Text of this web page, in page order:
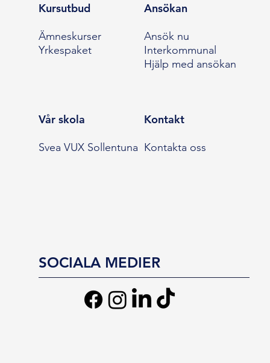
Kursutbud
Ämneskurser
Yrkespaket
Ansökan
Ansök nu
Interkommunal
Hjälp med ansökan
Vår skola
Svea VUX Sollentuna
Kontakt
Kontakta oss
SOCIALA MEDIER